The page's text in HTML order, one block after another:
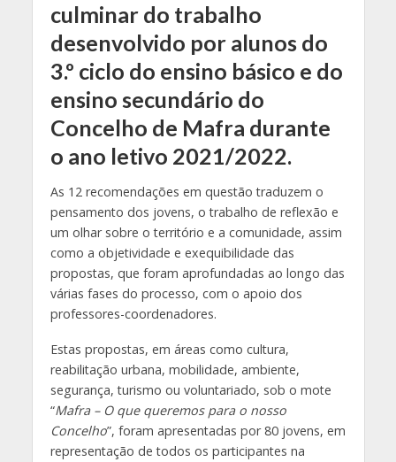
culminar do trabalho
desenvolvido por alunos do
3.º ciclo do ensino básico e do
ensino secundário do
Concelho de Mafra durante
o ano letivo 2021/2022.
As 12 recomendações em questão traduzem o
pensamento dos jovens, o trabalho de reflexão e
um olhar sobre o território e a comunidade, assim
como a objetividade e exequibilidade das
propostas, que foram aprofundadas ao longo das
várias fases do processo, com o apoio dos
professores-coordenadores.
Estas propostas, em áreas como cultura,
reabilitação urbana, mobilidade, ambiente,
segurança, turismo ou voluntariado, sob o mote
“Mafra – O que queremos para o nosso
Concelho”, foram apresentadas por 80 jovens, em
representação de todos os participantes na